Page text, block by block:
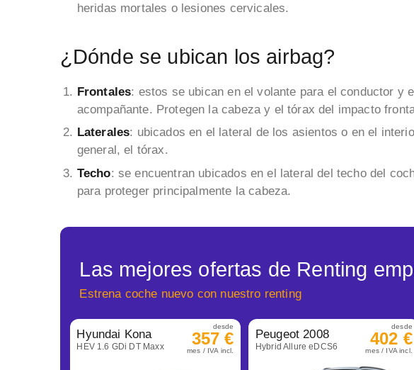
heridas mortales o lesiones cervicales.
¿Dónde se ubican los airbag?
Frontales: estos se ubican en el volante para el conductor y
acompañante. Protegen la cabeza y el tórax del impacto
Laterales: ubicados en el lateral de los asientos o en el
general, el tórax.
Techo: se encuentran ubicados en el lateral del techo del
para proteger principalmente la cabeza.
Las mejores ofertas de Renting
Estrena coche nuevo con nuestro renting
Hyundai Kona
HEV 1.6 GDi DT Maxx
desde
357 €
mes / IVA incl.
Peugeot 2008
Hybrid Allure eDCS6
desde
402 €
mes / IVA incl.